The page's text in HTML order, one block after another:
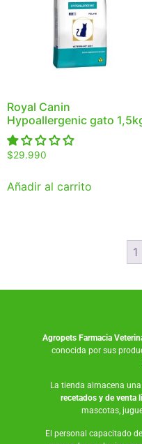
Royal Canin
Hypoallergenic gato
$29.990
Añadir al carrito
1
Agropets Farmacia
conocida por sus
La tienda almacena
recetados y de venta
mascotas,
El personal capacitado